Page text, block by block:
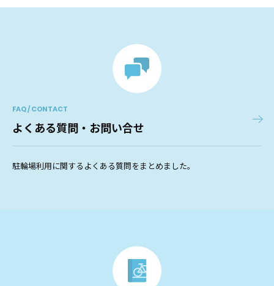
FAQ / CONTACT
よくある質問・お問い合せ
駐輪場利用に関するよくある質問をまとめました。